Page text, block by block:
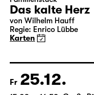
Mi 23.12.
17:00 — 18:50 Große
Familienstück
Das kalte Herz
Regie: Enrico Lübbe
Karten